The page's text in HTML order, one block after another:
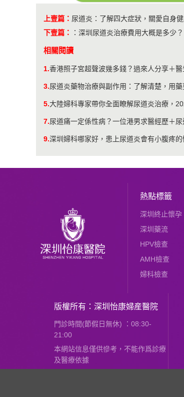
上壹篇： 尿道炎：了解四大症狀，關愛自身
下壹篇：
： ​深圳尿道炎治療費用大概是多少？
相關閱讀
1.香港照子宮超聲波幾多錢？過來人分享＋
3.尿道炎藥物治療與副作用：了解清楚，用
5.大陸婦科專家帶你全面瞭解尿道炎治療，
7.尿道痛一定係性病？一位港男求醫經歷＋
9.深圳婦科哪家好，患上尿道炎會有小腹疼的
熱點標籤
深圳終止懷孕
深圳藥流
HPV檢查
AMH檢查
婦科檢查
版權所有：深圳怡康婦産醫院
門診時間(節假日無休) ：08:30-
21:00
本網站信息僅供慘考，不能作爲診療
及醫療依據